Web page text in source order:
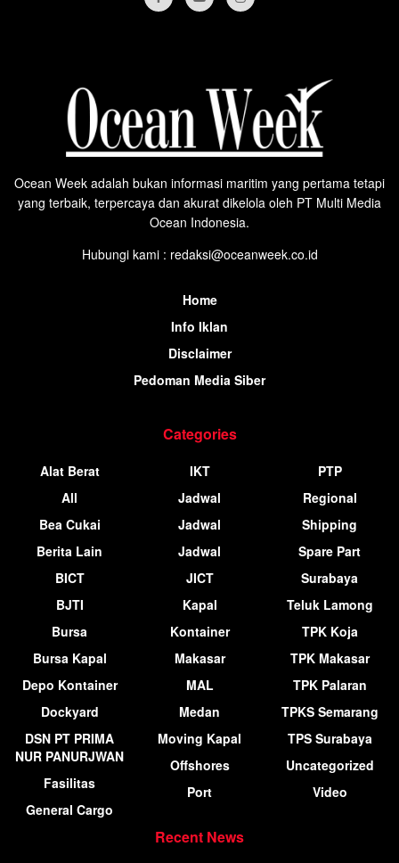
Ocean Week adalah bukan informasi maritim yang pertama tetapi
yang terbaik, terpercaya dan akurat dikelola oleh PT Multi Media
Ocean Indonesia.
Hubungi kami : redaksi@oceanweek.co.id
Home
Info Iklan
Disclaimer
Pedoman Media Siber
Categories
Alat Berat
All
Bea Cukai
Berita Lain
BICT
BJTI
Bursa
Bursa Kapal
Depo Kontainer
Dockyard
DSN PT PRIMA
NUR PANURJWAN
Fasilitas
General Cargo
IKT
Jadwal
Jadwal
Jadwal
JICT
Kapal
Kontainer
Makasar
MAL
Medan
Moving Kapal
Offshores
Port
PTP
Regional
Shipping
Spare Part
Surabaya
Teluk Lamong
TPK Koja
TPK Makasar
TPK Palaran
TPKS Semarang
TPS Surabaya
Uncategorized
Video
Recent News